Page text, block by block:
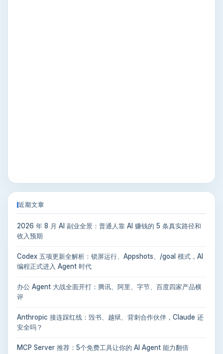
近期文章
2026 年 8 月 AI 副业全景：普通人靠 AI 赚钱的 5 条真实路径和
收入预期
Codex 五项更新全解析：锁屏运行、Appshots、/goal 模式，AI
编程正式进入 Agent 时代
办公 Agent 大战全面开打：腾讯、阿里、字节、百度四家产品横
评
Anthropic 接连踩红线：毁书、越狱、背刺合作伙伴，Claude 还
安全吗？
MCP Server 推荐：5个免费工具让你的 AI Agent 能力翻倍